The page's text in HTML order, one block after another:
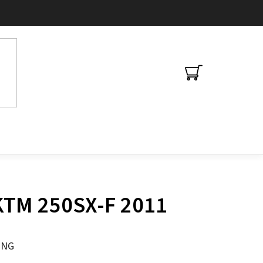
NÁKUPNÍ
250SX-F 2011